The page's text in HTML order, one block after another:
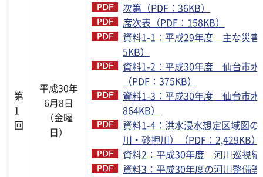
第
1
回
平成30年
6月8日
（金曜
日）
次第（PDF：36KB）
席次表（PDF：158KB）
資料1-1：平成29年度 主な災害
5KB）
資料1-2：平成30年度 仙台市水
（PDF：375KB）
資料1-3：平成30年度 仙台市水
864KB）
資料1-4：洪水浸水想定区域図
川・砂押川）（PDF：2,429KB）
資料2：平成30年度 河川巡視結
資料3：平成30年度の河川整備